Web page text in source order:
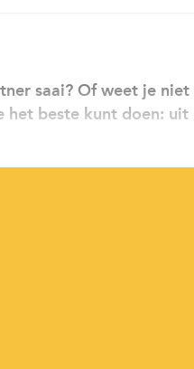
saai? Of weet je
het beste kunt doen: uit